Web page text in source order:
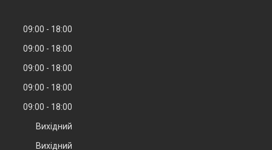
09:00
18:00
09:00
18:00
09:00
18:00
09:00
18:00
09:00
18:00
Вихідний
Вихідний